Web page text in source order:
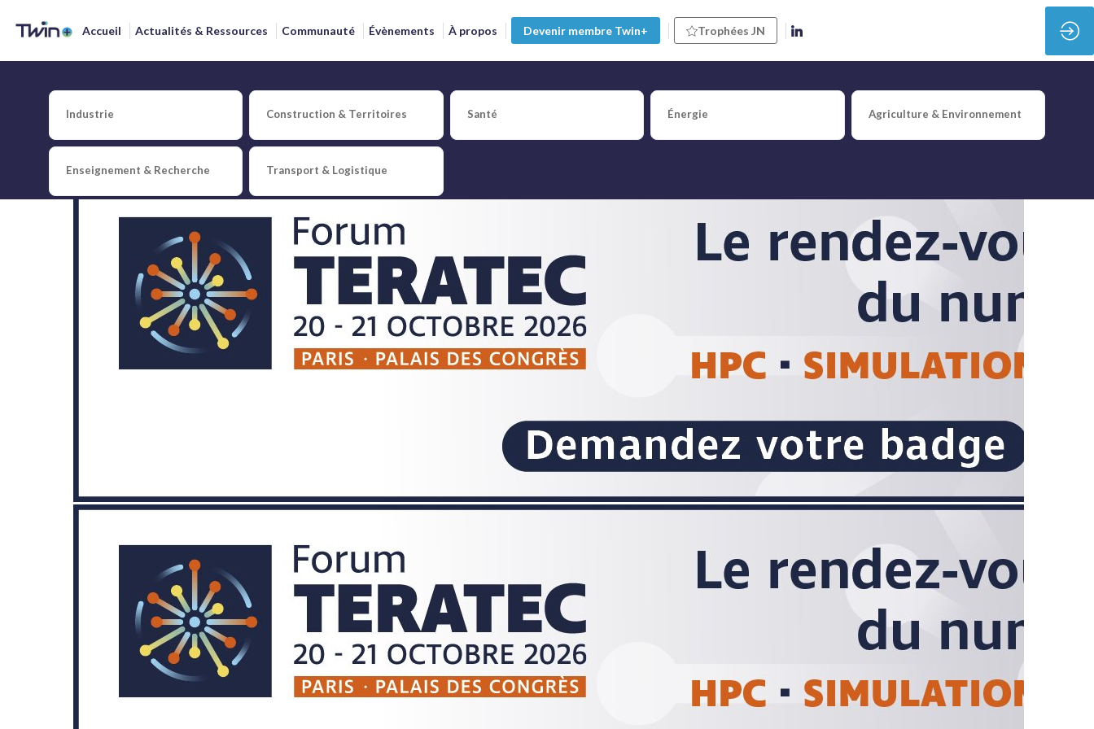
Accueil Actualités & Ressources Communauté Évènements À propos Devenir membre Twin+ Trophées JN
[LES ARTICLES]
Industrie Construction & Territoires Santé Énergie Agriculture & Environnement
Enseignement & Recherche Transport & Logistique